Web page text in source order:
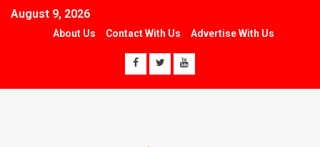
August 9, 2026
About Us Contact With Us Advertise With Us